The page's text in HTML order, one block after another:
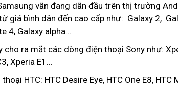
vẫn đang dẫn đầu trên thị trường
giá bình dân đến cao cấp như: Galaxy 2,
4, Galaxy alpha…
cho ra mắt các dòng điện thoại Sony như:
, Xperia E1…
HTC: HTC Desire Eye, HTC One E8, HTC